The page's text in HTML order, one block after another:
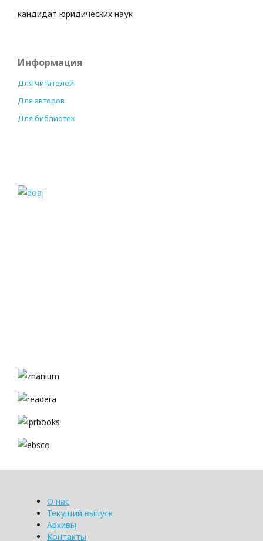
кандидат юридических наук
Информация
Для читателей
Для авторов
Для библиотек
О нас
Текущий выпуск
Архивы
Контакты